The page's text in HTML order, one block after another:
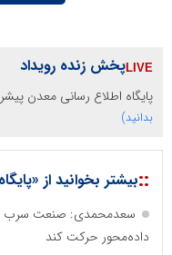
پخش زنده رویداد
پایگاه اطلاع رسانی معدن
بدانید)
::بیشتر بخوانید از
سعدمحمدی: صنعت سرب
داده‌محور حرکت کند